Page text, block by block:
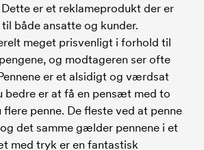
er et reklameprodukt der er
både ansatte og kunder.
meget prisvenligt i forhold til
og modtageren ser ofte
er et alsidigt og værdsat
bedre er at få en pensæt med to
flere penne. De fleste ved at penne
det samme gælder pennene i et
med tryk er en fantastisk